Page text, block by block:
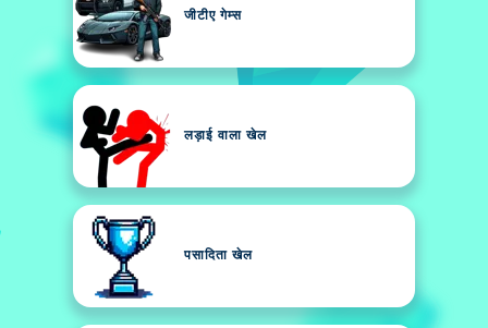
जीटीए गेम्स
लड़ाई वाला खेल
पसादिता खेल